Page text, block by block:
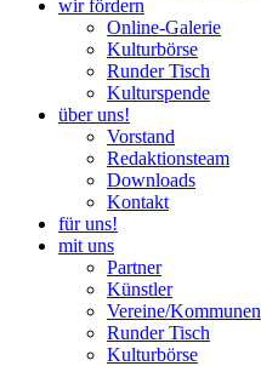
wir fördern
Online-Galerie
Kulturbörse
Runder Tisch
Kulturspende
über uns!
Vorstand
Redaktionsteam
Downloads
Kontakt
für uns!
mit uns
Partner
Künstler
Vereine/Kommunen
Runder Tisch
Kulturbörse